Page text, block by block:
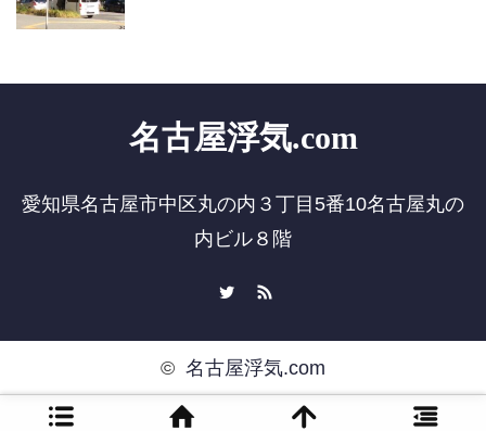
名古屋浮気.com
愛知県名古屋市中区丸の内３丁目5番10名古屋丸の
内ビル８階
© 名古屋浮気.com